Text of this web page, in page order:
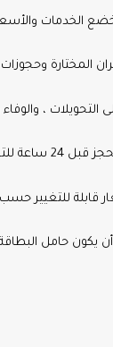
الخدمات
قابلة للتغيير